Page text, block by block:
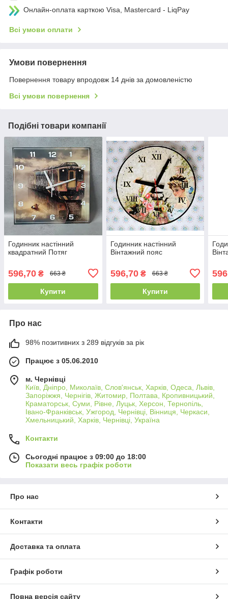
Онлайн-оплата карткою Visa, Mastercard - LiqPay
Всі умови оплати
Умови повернення
Повернення товару впродовж 14 днів за домовленістю
Всі умови повернення
Подібні товари компанії
Годинник настінний
квадратний Потяг
596,70 ₴ 663 ₴
Купити
Годинник настінний
Вінтажний пояс
596,70₴ 663 ₴
Купити
Про нас
98% позитивних з 289 відгуків за рік
Працює з 05.06.2010
м. Чернівці
Київ, Дніпро, Миколаїв, Слов'янськ, Харків, Одеса, Львів,
Запоріжжя, Чернігів, Житомир, Полтава, Кропивницький,
Краматорськ, Суми, Рівне, Луцьк, Херсон, Тернопіль,
Івано-Франківськ, Ужгород, Чернівці, Вінниця, Черкаси,
Хмельницький, Харків, Чернівці, Україна
Контакти
Сьогодні працює з 09:00 до 18:00
Показати весь графік роботи
Про нас
Контакти
Доставка та оплата
Графік роботи
Повна версія сайту